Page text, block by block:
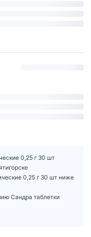
0,25 г 30 шт
0,25 г 30 шт ниже
Сандра таблетки